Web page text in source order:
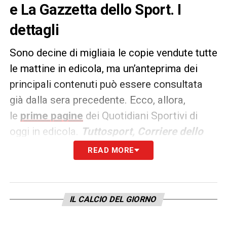
e La Gazzetta dello Sport. I
dettagli
Sono decine di migliaia le copie vendute tutte
le mattine in edicola, ma un’anteprima dei
principali contenuti può essere consultata
già dalla sera precedente. Ecco, allora,
le prime pagine dei Quotidiani Sportivi di
oggi in edicola.
Tuttosport, Corriere dello
Sport e La Gazzetta dello
rappresentano i principali quotidiani
giorno tanto per gli addetti ai lavori quanto
per gli appassionati.
READ MORE
IL CALCIO DEL GIORNO